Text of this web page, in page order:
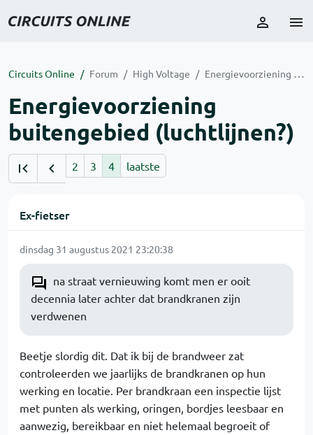
Circuits Online Forum High Voltage Energievoorziening buitengebied (luchtlijnen?)
Energievoorziening
buitengebied (luchtlijnen?)
2 3 4 laatste
Ex-fietser
dinsdag 31 augustus 2021 23:20:38
na straat vernieuwing komt men er ooit
decennia later achter dat brandkranen zijn
verdwenen
Beetje slordig dit. Dat ik bij de brandweer zat
controleerden we jaarlijks de brandkranen op hun
werking en locatie. Per brandkraan een inspectie lijst
met punten als werking, oringen, bordjes leesbaar en
aanwezig, bereikbaar en niet helemaal begroeit of